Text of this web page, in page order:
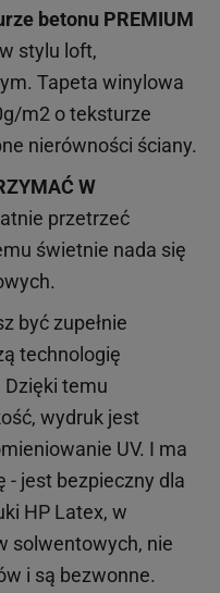
betonu PREMIUM
stylu loft,
Tapeta winylowa
m2 o teksturze
nierówności ściany.
W
przetrzeć
świetnie nada się
być zupełnie
technologię
Dzięki temu
wydruk jest
UV. I ma
- jest bezpieczny dla
HP Latex, w
solwentowych, nie
i są bezwonne.